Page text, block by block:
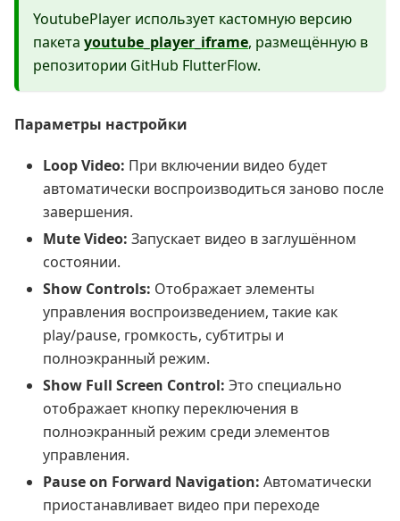
YoutubePlayer использует кастомную версию
пакета youtube_player_iframe, размещённую в
репозитории GitHub FlutterFlow.
Параметры настройки
Loop Video: При включении видео будет
автоматически воспроизводиться заново после
завершения.
Mute Video: Запускает видео в заглушённом
состоянии.
Show Controls: Отображает элементы
управления воспроизведением, такие как
play/pause, громкость, субтитры и
полноэкранный режим.
Show Full Screen Control: Это специально
отображает кнопку переключения в
полноэкранный режим среди элементов
управления.
Pause on Forward Navigation: Автоматически
приостанавливает видео при переходе